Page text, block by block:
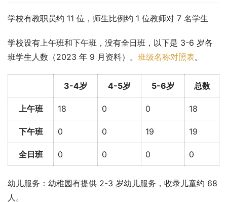
学校有教职员约 11 位，师生比例约 1 位教师对 7 名学生
学校设有上午班和下午班，没有全日班，以下是 3-6 岁各
班学生人数（2023 年 9 月资料）。 班级名称对照表。
3-4岁 4-5岁 5-6岁 总数
上午班 18 0 0 18
下午班 0 0 19 19
全日班 0 0 0 0
幼儿服务：幼稚园有提供 2-3 岁幼儿服务，收录儿童约 68
人。